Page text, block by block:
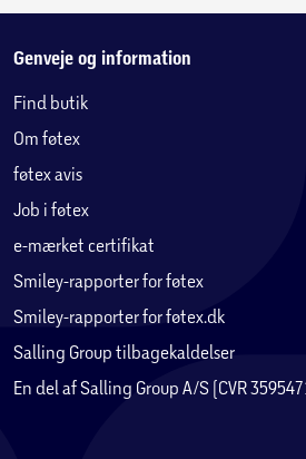
Genveje og information
Find butik
Om føtex
føtex avis
Job i føtex
e-mærket certifikat
Smiley-rapporter for føtex
Smiley-rapporter for føtex.dk
Salling Group tilbagekaldelser
En del af Salling Group A/S (CVR